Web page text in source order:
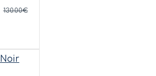
130.00€